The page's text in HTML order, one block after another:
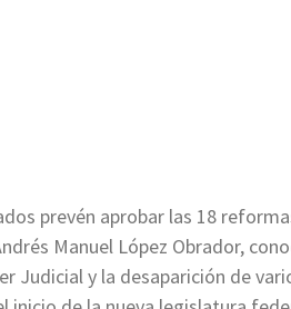
prevén aprobar las 18
Manuel López Obrador,
Judicial y la desaparición de